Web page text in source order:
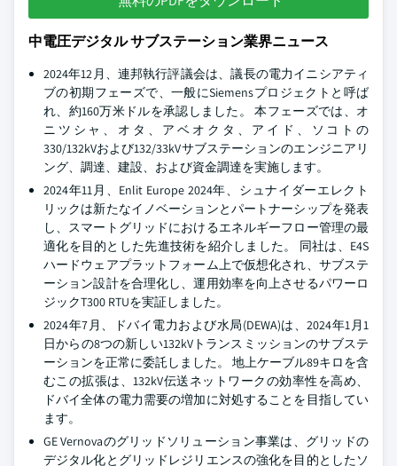
中電圧デジタル サブステーション業界ニュース
2024年12月、連邦執行評議会は、議長の電力イニシアティ
ブの初期フェーズで、一般にSiemensプロジェクトと呼ば
れ、約160万米ドルを承認しました。 本フェーズでは、オ
ニツシャ、オタ、アベオクタ、アイド、ソコトの
330/132kVおよび132/33kVサブステーションのエンジニアリ
ング、調達、建設、および資金調達を実施します。
2024年11月、Enlit Europe 2024年、シュナイダーエレクト
リックは新たなイノベーションとパートナーシップを発表
し、スマートグリッドにおけるエネルギーフロー管理の最
適化を目的とした先進技術を紹介しました。 同社は、E4S
ハードウェアプラットフォーム上で仮想化され、サブステ
ーション設計を合理化し、運用効率を向上させるパワーロ
ジックT300 RTUを実証しました。
2024年7月、ドバイ電力および水局(DEWA)は、2024年1月1
日からの8つの新しい132kVトランスミッションのサブステ
ーションを正常に委託しました。 地上ケーブル89キロを含
むこの拡張は、132kV伝送ネットワークの効率性を高め、
ドバイ全体の電力需要の増加に対処することを目指してい
ます。
GE Vernovaのグリッドソリューション事業は、グリッドの
デジタル化とグリッドレジリエンスの強化を目的としたソ